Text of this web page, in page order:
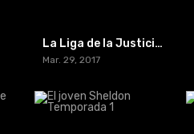
La Liga de la Justicia Oscura
Mar. 29, 2017